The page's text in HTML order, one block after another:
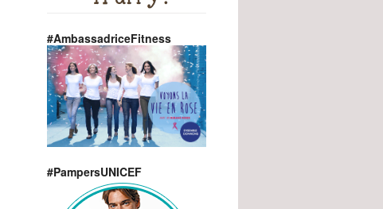
#AmbassadriceFitness
#PampersUNICEF